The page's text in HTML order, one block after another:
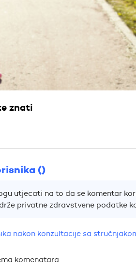
znati
()
utjecati na to da se komentar
privatne zdravstvene podatke
nakon konzultacije sa
komenatara